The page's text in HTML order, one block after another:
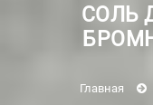
СОЛЬ
Главная